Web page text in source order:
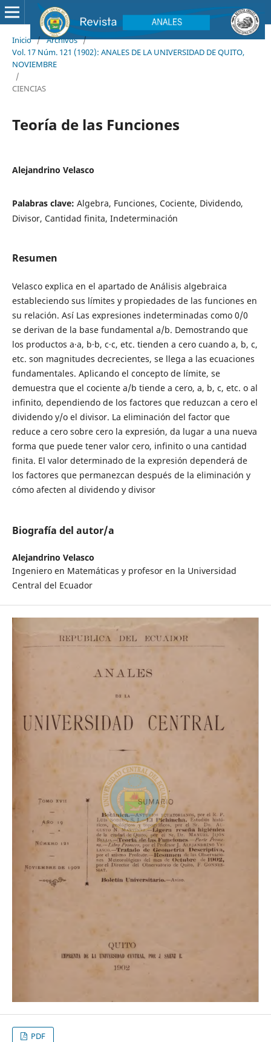
Inicio / Archivos /
Vol. 17 Núm. 121 (1902): ANALES DE LA UNIVERSIDAD DE QUITO,
NOVIEMBRE
/
CIENCIAS
Teoría de las Funciones
Alejandrino Velasco
Palabras clave: Algebra, Funciones, Cociente, Dividendo,
Divisor, Cantidad finita, Indeterminación
Resumen
Velasco explica en el apartado de Análisis algebraica
estableciendo sus límites y propiedades de las funciones en
su relación. Así Las expresiones indeterminadas como 0/0
se derivan de la base fundamental a/b. Demostrando que
los productos a·a, b·b, c·c, etc. tienden a cero cuando a, b, c,
etc. son magnitudes decrecientes, se llega a las ecuaciones
fundamentales. Aplicando el concepto de límite, se
demuestra que el cociente a/b tiende a cero, a, b, c, etc. o al
infinito, dependiendo de los factores que reduzcan a cero el
dividendo y/o el divisor. La eliminación del factor que
reduce a cero sobre cero la expresión, da lugar a una nueva
forma que puede tener valor cero, infinito o una cantidad
finita. El valor determinado de la expresión dependerá de
los factores que permanezcan después de la eliminación y
cómo afecten al dividendo y divisor
Biografía del autor/a
Alejandrino Velasco
Ingeniero en Matemáticas y profesor en la Universidad
Central del Ecuador
PDF